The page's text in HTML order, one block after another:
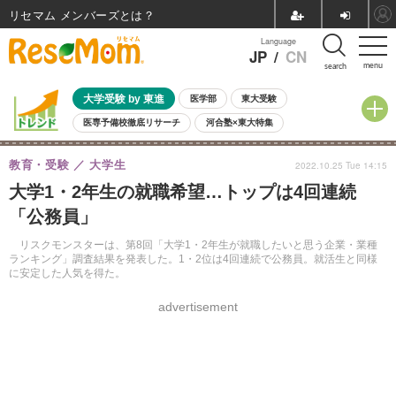
menu
Language
JP / CN search
大学受験 by 東進 医学部 東大受験
医専予備校徹底リサーチ 河合塾×東大特集
親子で考える大学選び 高校受験 中学受験 小学校受験
共通テスト 夏休み
8月開催イベント・WS 全国公立高校 過去問 人気記事
自由研究教材（小学生向け）
大学1・2年生の就職希望…トップは4回連続
「公務員」
リスクモンスターは、第8回「大学1・2年生が就職したいと思う企業・業種
ランキング」調査結果を発表した。1・2位は4回連続で公務員。就活生と同様
に安定した人気を得た。
教育・受験 大学生
advertisement
2022.10.25 Tue 14:15
リセマム メンバーズ